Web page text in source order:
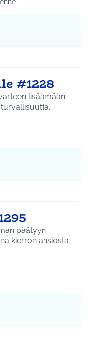
Tuusulan kylät
teeman mukaan: Infra ja
#1228
lisäämään
Infra ja liikenne
päätyyn
kierron ansiosta
Ympäristö